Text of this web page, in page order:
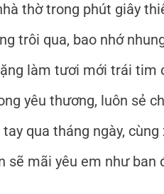
thờ trong phút giây
trôi qua, bao nhớ
làm tươi mới trái tim
yêu thương, luôn sẻ
qua tháng ngày,
sẽ mãi yêu em như